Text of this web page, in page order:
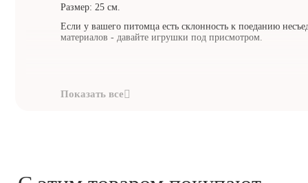
Размер: 25 см.
Если у вашего питомца есть склонность к поеданию
материалов - давайте игрушки под присмотром.